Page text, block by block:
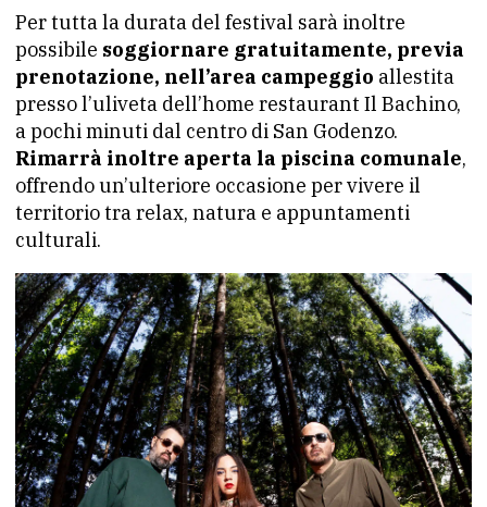
Per tutta la durata del festival sarà inoltre
possibile soggiornare gratuitamente, previa
prenotazione, nell’area campeggio allestita
presso l’uliveta dell’home restaurant Il Bachino,
a pochi minuti dal centro di San Godenzo.
Rimarrà inoltre aperta la piscina comunale,
offrendo un’ulteriore occasione per vivere il
territorio tra relax, natura e appuntamenti
culturali.